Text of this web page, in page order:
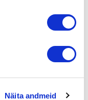
Näita andmeid